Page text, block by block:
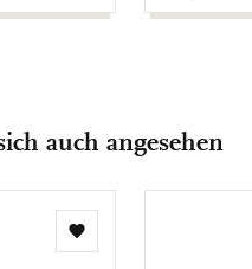
auch angesehen
Zur